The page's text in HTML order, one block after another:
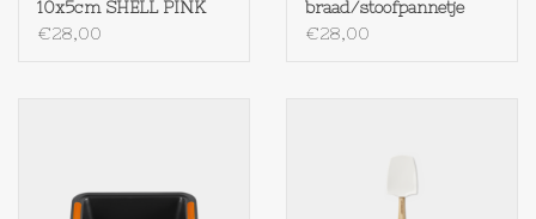
10x5cm SHELL PINK
€28,00
braad/stoofpannetje
ebbenzwart
€28,00